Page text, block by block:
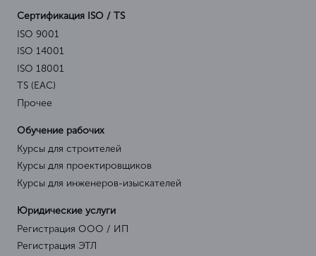
Сертификация ISO / TS
ISO 9001
ISO 14001
ISO 18001
TS (EAC)
Прочее
Обучение рабочих
Курсы для строителей
Курсы для проектировщиков
Курсы для инженеров-изыскателей
Юридические услуги
Регистрация ООО / ИП
Регистрация ЭТЛ